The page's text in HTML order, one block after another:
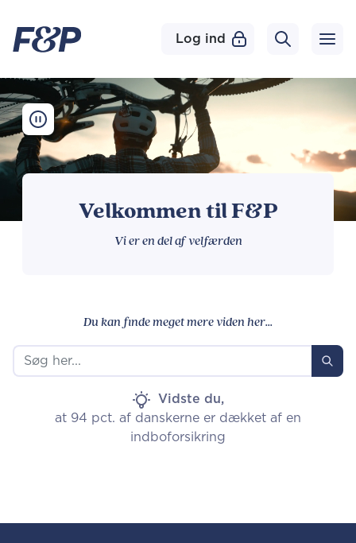
Log ind
Velkommen til F&P
Vi er en del af velfærden
Du kan finde meget mere viden her...
Vidste du,
at 94 pct. af danskerne er dækket af en
indboforsikring